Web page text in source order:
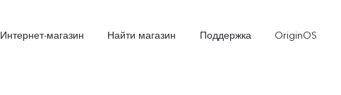
Интернет-магазин Найти магазин Поддержка OriginOS